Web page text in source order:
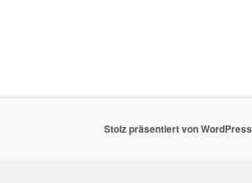
Stolz präsentiert von WordPress